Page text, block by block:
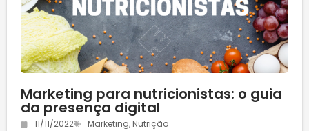
Marketing para nutricionistas: o guia
da presença digital
11/11/2022 Marketing, Nutrição